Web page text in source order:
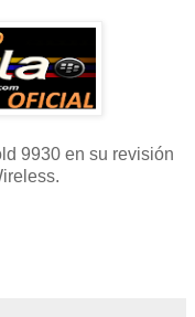
9930 en su revisión